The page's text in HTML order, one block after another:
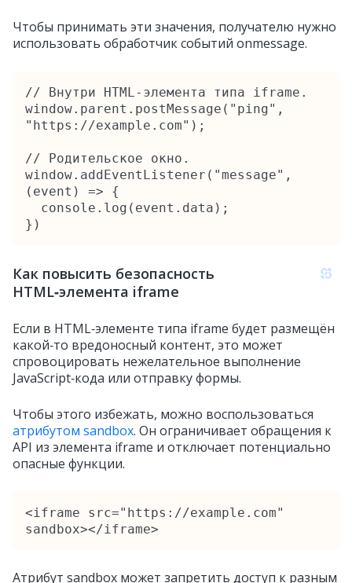
Чтобы принимать эти значения, получателю нужно
использовать обработчик событий onmessage.
// Внутри HTML‑элемента типа iframe.
window.parent.postMessage("ping",
"https://example.com");
// Родительское окно.
window.addEventListener("message",
(event) => {
})
Как повысить безопасность
HTML‑элемента iframe
Если в HTML‑элементе типа iframe будет размещён
какой‑то вредоносный контент, это может
спровоцировать нежелательное выполнение
JavaScript‑кода или отправку формы.
Чтобы этого избежать, можно воспользоваться
атрибутом sandbox. Он ограничивает обращения к
API из элемента iframe и отключает потенциально
опасные функции.
<iframe src="https://example.com"
sandbox></iframe>
Атрибут sandbox может запретить доступ к разным